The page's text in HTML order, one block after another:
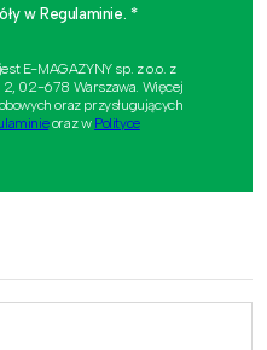
w Regulaminie. *
E-MAGAZYNY sp. z o.o. z
2, 02-678 Warszawa. Więcej
oraz przysługujących
oraz w Polityce